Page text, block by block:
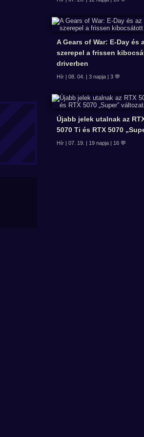
A Gears of War: E-Day és
szerepel a frissen
driverben
Hír | 08. 04. | 3 napja | 3 💬
Újabb jelek utalnak az
5070 Ti és RTX 5070
Hír | 07. 19. | 19 napja | 16 💬